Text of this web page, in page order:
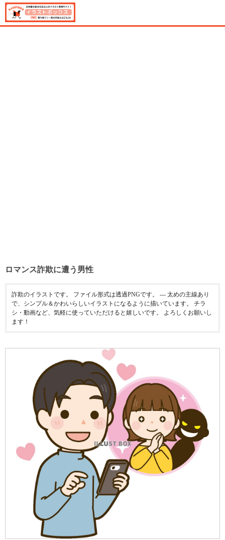
ロマンス詐欺に遭う男性
詐欺のイラストです。 ファイル形式は透過PNGです。 --- 太めの主線あり
で、シンプル＆かわいらしいイラストになるように描いています。 チラ
シ・動画など、気軽に使っていただけると嬉しいです。 よろしくお願いし
ます！